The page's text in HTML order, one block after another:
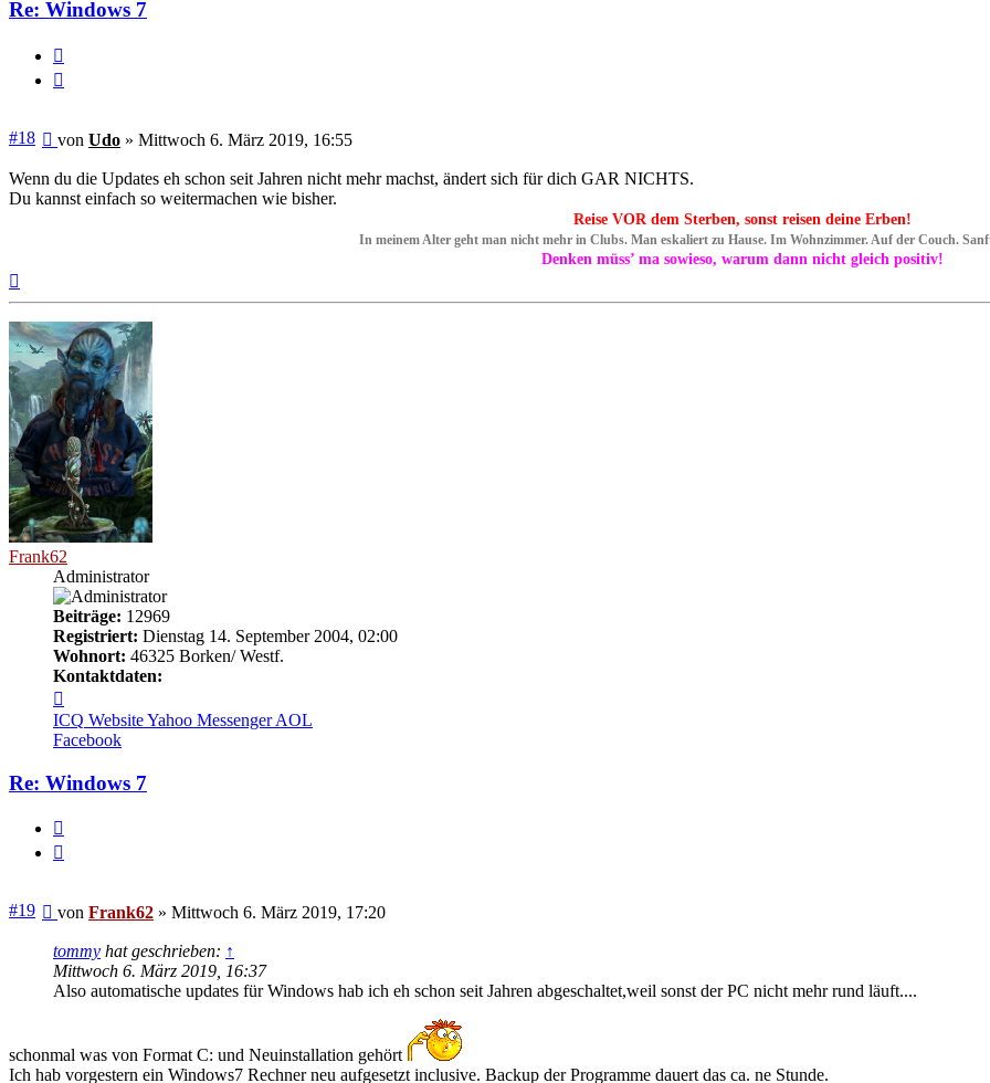
Re: Windows 7
#18 Beitrag
von Udo » Mittwoch 6. März 2019, 16:55
Wenn du die Updates eh schon seit Jahren nicht mehr machst, ändert sich für dich GAR NICHTS.
Du kannst einfach so weitermachen wie bisher.
Reise VOR dem Sterben, sonst reisen deine Erben!
In meinem Alter geht man nicht mehr in Clubs. Man eskaliert zu Hause. Im Wohnzimmer. Auf der Couch.
Denken müss’ ma sowieso, warum dann nicht gleich positiv!
Frank62
Administrator
Beiträge: 12969
Registriert: Dienstag 14. September 2004, 02:00
Wohnort: 46325 Borken/ Westf.
Kontaktdaten:
von
Frank62
ICQ WebsiteYahoo Messenger AOL
Facebook
Re: Windows 7
#19 Beitrag
von Frank62 » Mittwoch 6. März 2019, 17:20
tommy hat geschrieben: ↑
Mittwoch 6. März 2019, 16:37
Also automatische updates für Windows hab ich eh schon seit Jahren abgeschaltet,weil sonst der PC nicht mehr rund läuft....
schonmal was von Format C: und Neuinstallation gehört
Ich hab vorgestern ein Windows7 Rechner neu aufgesetzt inclusive. Backup der Programme dauert das ca. ne Stunde.